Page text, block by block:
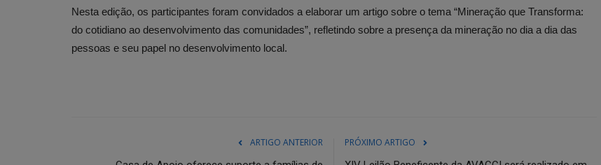
Nesta edição, os participantes foram convidados a elaborar um artigo sobre o tema “Mineração que Transforma:
do cotidiano ao desenvolvimento das comunidades”, refletindo sobre a presença da mineração no dia a dia das
pessoas e seu papel no desenvolvimento local.
ARTIGO ANTERIOR PRÓXIMO ARTIGO